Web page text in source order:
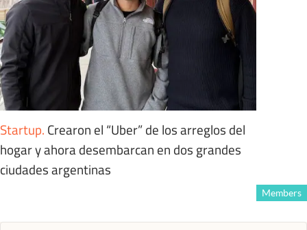
Startup. Crearon el “Uber” de los arreglos del
hogar y ahora desembarcan en dos grandes
ciudades argentinas
Members